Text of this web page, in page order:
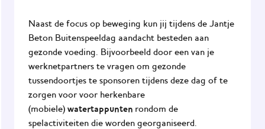
Naast de focus op beweging kun jij tijdens de Jantje
Beton Buitenspeeldag aandacht besteden aan
gezonde voeding. Bijvoorbeeld door een van je
werknetpartners te vragen om gezonde
tussendoortjes te sponsoren tijdens deze dag of te
zorgen voor voor herkenbare
(mobiele) watertappunten rondom de
spelactiviteiten die worden georganiseerd.